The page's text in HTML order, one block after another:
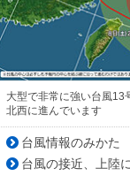
大型で非常に強い台風13
北西に進んでいます
台風情報のみかた
台風の接近、上陸